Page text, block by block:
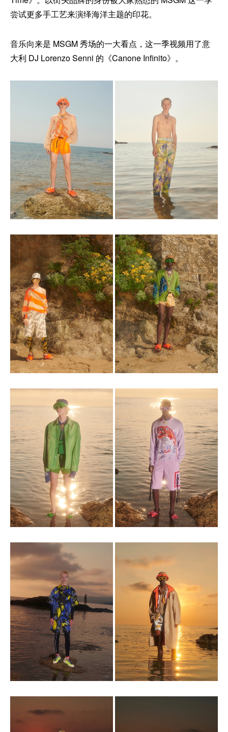
尝试更多手工艺来演绎海洋主题的印花。
音乐向来是 MSGM 秀场的一大看点，这一季视频用了意
大利 DJ Lorenzo Senni 的《Canone Infinito》。